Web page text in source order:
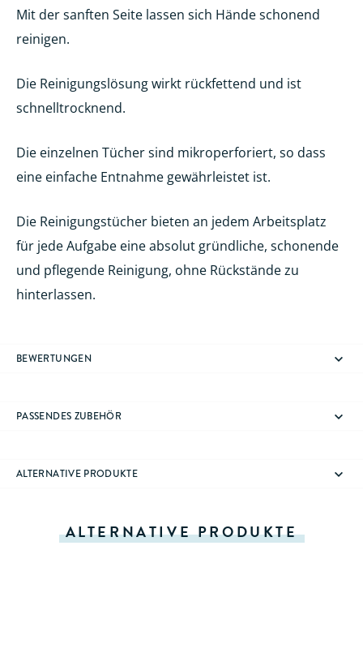
Mit der sanften Seite lassen sich Hände schonend
reinigen.
Die Reinigungslösung wirkt rückfettend und ist
schnelltrocknend.
Die einzelnen Tücher sind mikroperforiert, so dass
eine einfache Entnahme gewährleistet ist.
Die Reinigungstücher bieten an jedem Arbeitsplatz
für jede Aufgabe eine absolut gründliche, schonende
und pflegende Reinigung, ohne Rückstände zu
hinterlassen.
BEWERTUNGEN
PASSENDES ZUBEHÖR
ALTERNATIVE PRODUKTE
ALTERNATIVE PRODUKTE